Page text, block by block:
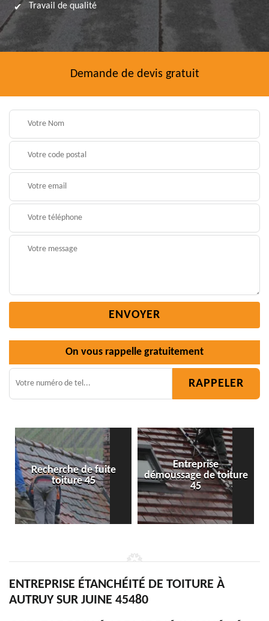
Travail de qualité
Demande de devis gratuit
On vous rappelle gratuitement
Entreprise
démoussage de toiture
45
Isolation toiture 45
ENTREPRISE ÉTANCHÉITÉ DE TOITURE À
AUTRUY SUR JUINE 45480